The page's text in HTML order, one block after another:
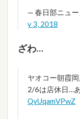
— 春日部ニュー
y 3, 2018
ざわ…
ヤオコー朝霞岡
2/6は店休日…
QvUqamVPwZ